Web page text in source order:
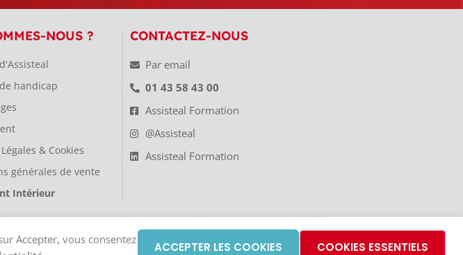
Accepter, vous consentez
ACCEPTER LES COOKIES COOKIES ESSENTIELS
NOUS ?
handicap
& Cookies
générales de vente
Intérieur
CONTACTEZ-NOUS
Par email
01 43 58 43 00
Assisteal Formation
@Assisteal
Assisteal Formation
au RCS de Paris sous le n° 505 308 148 00079. Assisteal est membre du groupe